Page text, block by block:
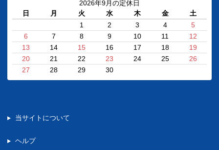
2026年9月の定休日
日
月 火 水 木 金
土
1
2 3 4
5
6
7 8 9 10 11
12
13
14 15 16 17 18
19
20
21 22 23 24 25
26
27
28 29 30
当サイトについて
ヘルプ